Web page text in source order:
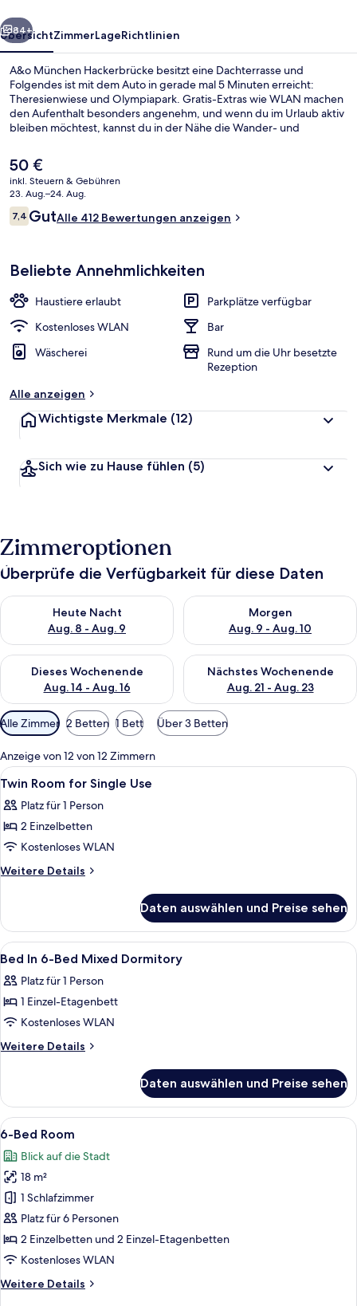
Weiter
84+
ÜbersichtZimmerLageRichtlinien
A&o München Hackerbrücke besitzt eine Dachterrasse und
Folgendes ist mit dem Auto in gerade mal 5 Minuten erreicht:
Theresienwiese und Olympiapark. Gratis-Extras wie WLAN machen
den Aufenthalt besonders angenehm, und wenn du im Urlaub aktiv
bleiben möchtest, kannst du in der Nähe die Wander- und
Bar/Lounge und eine Snackbar gehören ebenfalls zum Angebot.
Die Unterkunft ist nur einen kurzen Fußmarsch von den öffentlichen
Verkehrsmitteln entfernt: Bis zur U-Bahn sind es wenige Schritte
(Straßenbahnhaltestelle Marsstraße) bzw. 5 Minuten
(Straßenbahnhaltestelle Deroystraße).
Der
aktuelle
Preis
beträgt
50 €.
50 €
inkl. Steuern & Gebühren
23. Aug.–24. Aug.
Bewertungen
7,47,4 von 10.
GutAlle 412 Bewertungen anzeigen
Beliebte Annehmlichkeiten
Haustiere erlaubt
Parkplätze verfügbar
Kostenloses WLAN
Bar
Wäscherei
Rund um die Uhr besetzte
Rezeption
Alle anzeigen
Wichtigste Merkmale (12)
Sich wie zu Hause fühlen (5)
Zimmeroptionen
Überprüfe die Verfügbarkeit für diese Daten
Heute Nacht
Aug. 8 - Aug. 9
Überprüfe die Verfügbarkeit für heute Nacht, Aug. 8 - Aug. 9.
Morgen
Aug. 9 - Aug. 10
Überprüfe die Verfügbarkeit
Dieses Wochenende
Aug. 14 - Aug. 16
Überprüfe die Verfügbarkeit für dieses Wochenende, Aug. 14
Nächstes Wochenende
Aug. 21 - Aug. 23
Überprüfe die Verfügbarkeit
Verfügbare
Filter
für
Zimmer
Alle Zimmer 2 Betten 1 Bett Über 3 Betten
Anzeige von 12 von 12 Zimmern
Alle
Fotos
für
Twin
Room
for
anzeigen
Zimmersafe, kostenloses WLAN,
12
Twin Room for Single Use
Platz für 1 Person
2 Einzelbetten
Kostenloses WLAN
Weitere Details
Weitere
Room
for
Single
Daten auswählen und Preise sehen
Alle
Fotos
für
Bed
In
6-
Dormitory
anzeigen
Zimmersafe, kostenloses WLAN,
14
Bed In 6-Bed Mixed Dormitory
Platz für 1 Person
1 Einzel-Etagenbett
Kostenloses WLAN
Weitere Details
Weitere
In
6-
Bed
Dormitory
Daten auswählen und Preise sehen
Alle
Fotos
für
6-
Bed
Room
anzeigen
Ein Hotelzimmer mit Etagenbetten,
16
6-Bed Room
Blick auf die Stadt
18 m²
1 Schlafzimmer
Platz für 6 Personen
2 Einzelbetten und 2 Einzel-Etagenbetten
Kostenloses WLAN
Weitere Details
Weitere